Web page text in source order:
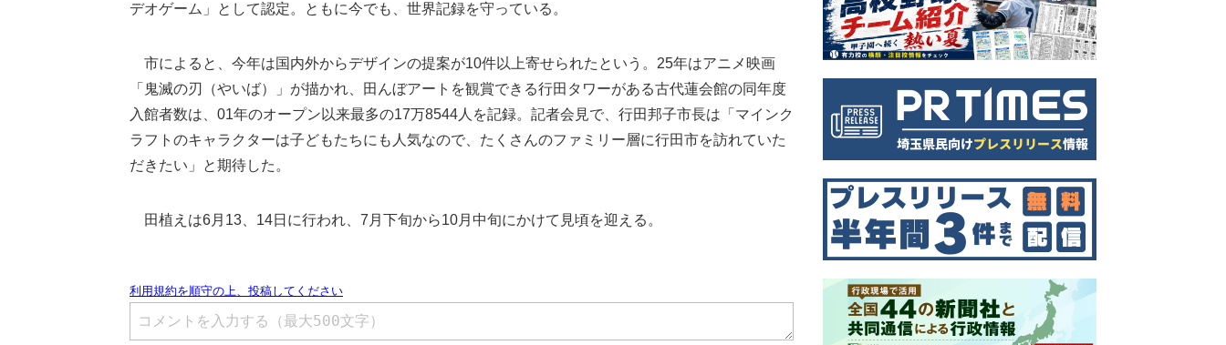
デオゲーム」として認定。ともに今でも、世界記録を守っている。
市によると、今年は国内外からデザインの提案が10件以上寄せられたという。25年はアニメ映画
「鬼滅の刃（やいば）」が描かれ、田んぼアートを観賞できる行田タワーがある古代蓮会館の同年度
入館者数は、01年のオープン以来最多の17万8544人を記録。記者会見で、行田邦子市長は「マインク
ラフトのキャラクターは子どもたちにも人気なので、たくさんのファミリー層に行田市を訪れていた
だきたい」と期待した。
田植えは6月13、14日に行われ、7月下旬から10月中旬にかけて見頃を迎える。